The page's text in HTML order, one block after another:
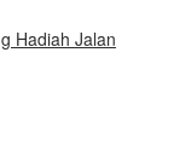
Hadiah Jalan